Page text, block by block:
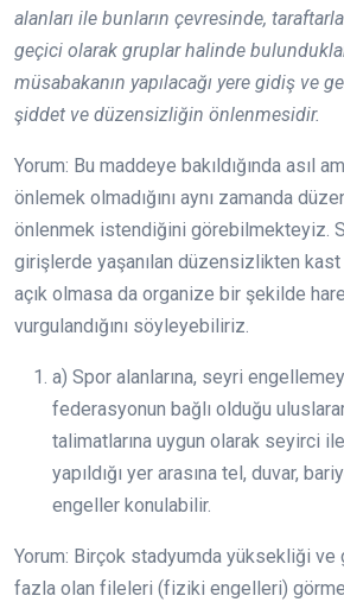
alanları ile bunların çevresinde,
geçici olarak gruplar halinde
müsabakanın yapılacağı yere gidiş ve
şiddet ve düzensizliğin önlenmesidir.
Yorum: Bu maddeye bakıldığında asıl
önlemek olmadığını aynı zamanda
önlenmek istendiğini görebilmekteyiz.
girişlerde yaşanılan düzensizlikten
açık olmasa da organize bir şekilde
vurgulandığını söyleyebiliriz.
a) Spor alanlarına, seyri
federasyonun bağlı olduğu
talimatlarına uygun olarak seyirci
yapıldığı yer arasına tel, duvar,
engeller konulabilir.
Yorum: Birçok stadyumda yüksekliği
fazla olan fileleri (fiziki engelleri)